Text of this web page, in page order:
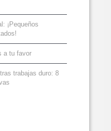
¡Pequeños
a tu favor
trabajas duro: 8